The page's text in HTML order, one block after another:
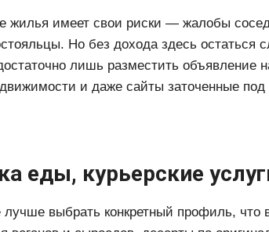
жилья имеет свои риски — жалобы
Но без дохода здесь остаться
лишь разместить объявление
и даже сайты заточенные
еды, курьерские
лучше выбрать конкретный профиль, что